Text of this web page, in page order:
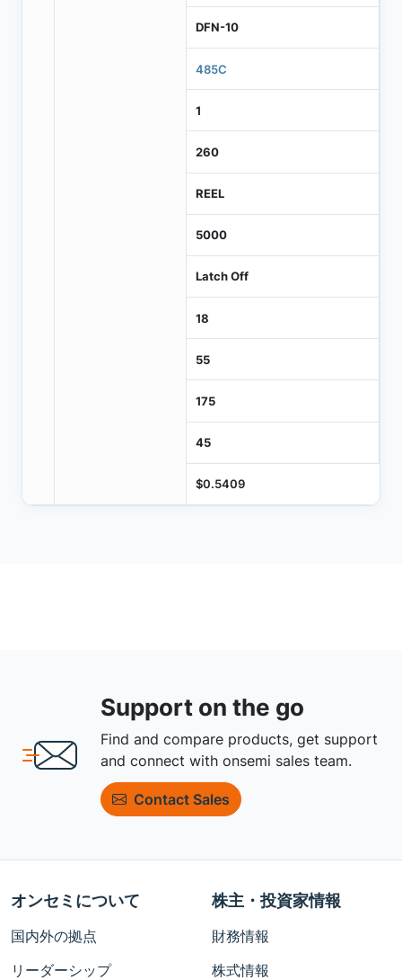
DFN-10
485C
1
260
REEL
5000
Latch Off
18
55
175
45
$0.5409
Support on the go
Find and compare products, get support
and connect with onsemi sales team.
Contact Sales
オンセミについて
国内外の拠点
リーダーシップ
株主・投資家情報
財務情報
株式情報